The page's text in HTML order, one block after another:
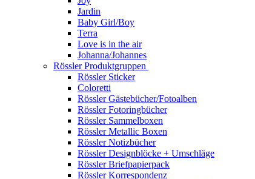
Jardin
Baby Girl/Boy
Terra
Love is in the air
Johanna/Johannes
Rössler Produktgruppen
Rössler Sticker
Coloretti
Rössler Gästebücher/Fotoalben
Rössler Fotoringbücher
Rössler Sammelboxen
Rössler Metallic Boxen
Rössler Notizbücher
Rössler Designblöcke + Umschläge
Rössler Briefpapierpack
Rössler Korrespondenz